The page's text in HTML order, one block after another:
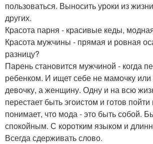
пользоваться. Выносить уроки из
других.
Красота парня - красивые кеды,
Красота мужчины - прямая и ровная
разницу?
Парень становится мужчиной - когда
ребенком. И ищет себе не мамочку
девочку, а женщину. Одну и на всю
перестает быть эгоистом и готов пойти
понимает, что мода - это быть собой.
спокойным. С коротким языком и
Всегда сдерживать слово.